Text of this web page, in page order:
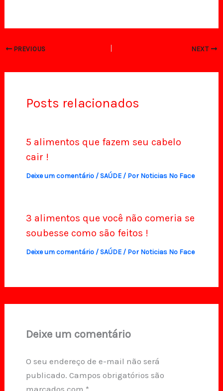
PREVIOUS NEXT
Posts relacionados
5 alimentos que fazem seu cabelo
cair !
Deixe um comentário / SAÚDE/ Por Noticias No Face
3 alimentos que você não comeria se
soubesse como são feitos !
Deixe um comentário / SAÚDE/ Por Noticias No Face
Deixe um comentário
O seu endereço de e-mail não será
publicado. Campos obrigatórios são
marcados com *